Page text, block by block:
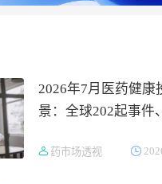
2026年7月医药健康
景：全球202起事件
吸金564亿
药市场透视